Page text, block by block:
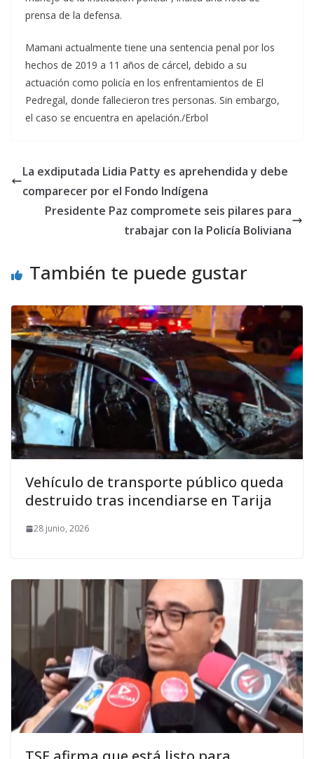
prensa de la defensa.
Mamani actualmente tiene una sentencia penal por los
hechos de 2019 a 11 años de cárcel, debido a su
actuación como policía en los enfrentamientos de El
Pedregal, donde fallecieron tres personas. Sin embargo,
el caso se encuentra en apelación./Erbol
La exdiputada Lidia Patty es aprehendida y debe
comparecer por el Fondo Indígena
Presidente Paz compromete seis pilares para
trabajar con la Policía Boliviana
También te puede gustar
Vehículo de transporte público queda
destruido tras incendiarse en Tarija
28 junio, 2026